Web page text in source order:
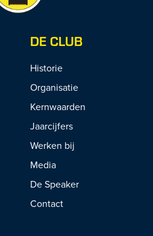
DE CLUB
Historie
Organisatie
Kernwaarden
Jaarcijfers
Werken bij
Media
De Speaker
Contact